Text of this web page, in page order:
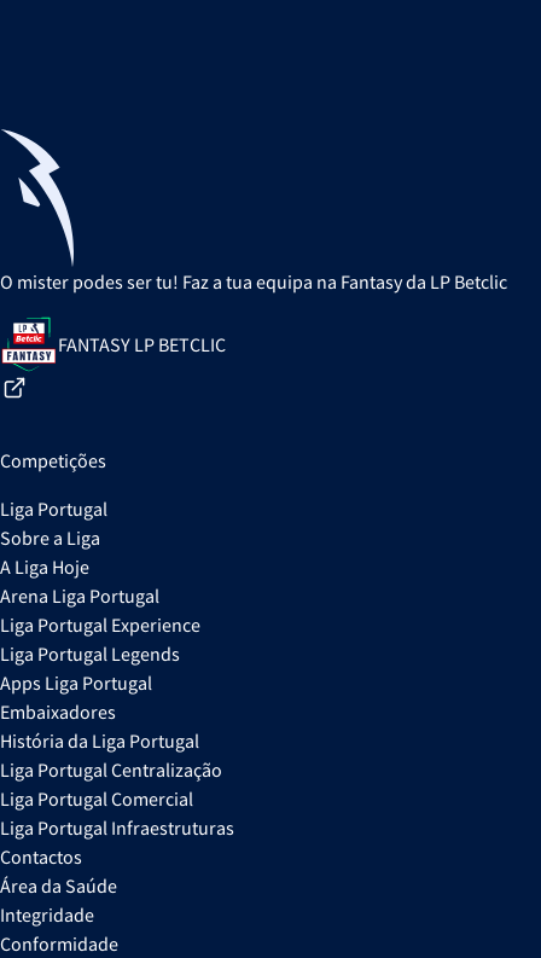
O mister podes ser tu! Faz a tua equipa na Fantasy da LP Betclic
FANTASY LP BETCLIC
Competições
Liga Portugal
Sobre a Liga
A Liga Hoje
Arena Liga Portugal
Liga Portugal Experience
Liga Portugal Legends
Apps Liga Portugal
Embaixadores
História da Liga Portugal
Liga Portugal Centralização
Liga Portugal Comercial
Liga Portugal Infraestruturas
Contactos
Área da Saúde
Integridade
Conformidade